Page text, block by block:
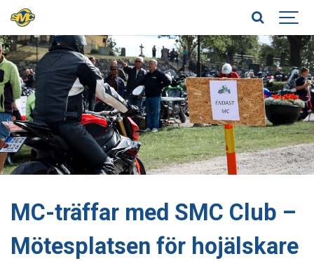
MC-träffar med SMC Club –
Mötesplatsen för hojälskare